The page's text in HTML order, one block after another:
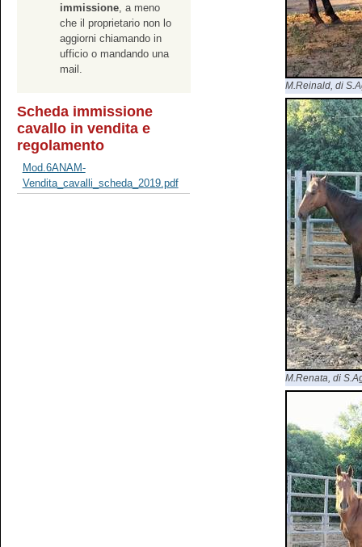
immissione , a meno
che il proprietario non lo
aggiorni chiamando in
ufficio o mandando una
mail.
Scheda immissione
cavallo in vendita e
regolamento
Mod.6ANAM-
Vendita_cavalli_scheda_2019.pdf
M.Reinald, di
M.Renata, di